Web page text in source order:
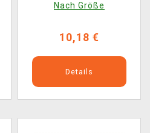
Nach Größe
10,18 €
Details